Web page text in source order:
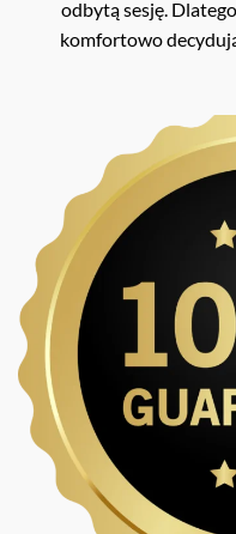
odbytą sesję.
komfortowo